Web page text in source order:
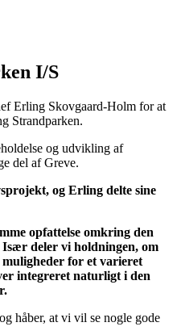
I/S
Erling Skovgaard-Holm for at
Strandparken.
og udvikling af
del af Greve.
og Erling delte sine
opfattelse omkring den
deler vi holdningen, om
for et varieret
integreret naturligt i den
håber, at vi vil se nogle gode